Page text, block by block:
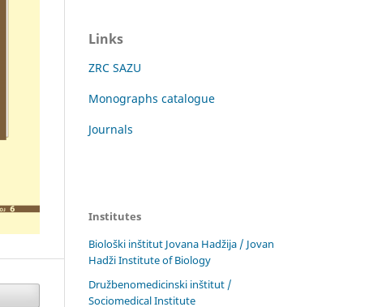
Links
ZRC SAZU
Monographs catalogue
Journals
Institutes
Biološki inštitut Jovana Hadžija / Jovan
Hadži Institute of Biology
Družbenomedicinski inštitut /
Sociomedical Institute